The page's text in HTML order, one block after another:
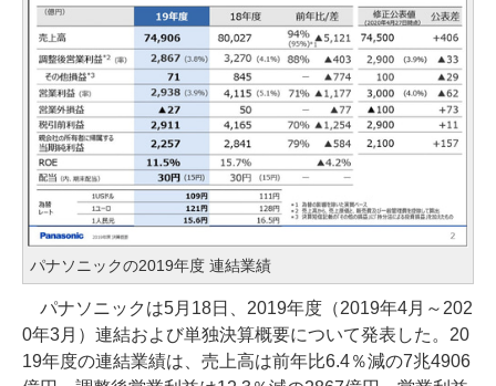
パナソニックの2019年度 連結業績
パナソニックは5月18日、2019年度（2019年4月～202
0年3月）連結および単独決算概要について発表した。20
19年度の連結業績は、売上高は前年比6.4％減の7兆4906